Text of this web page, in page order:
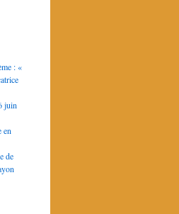
: «
juin
en
de